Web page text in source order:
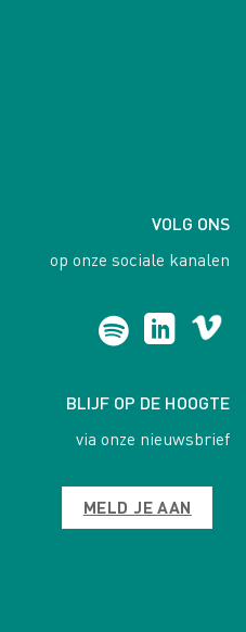
VOLG ONS
op onze sociale kanalen
BLIJF OP DE HOOGTE
onze nieuwsbrief
MELD JE AAN